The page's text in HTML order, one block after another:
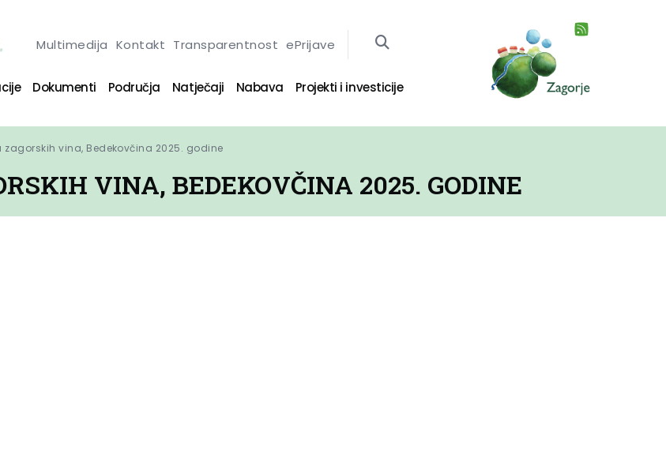
Multimedija Kontakt Transparentnost ePrijave
Dokumenti Područja Natječaji Nabava Projekti i investicije
zagorskih vina, Bedekovčina 2025. godine
VINA, BEDEKOVČINA 2025. GODINE